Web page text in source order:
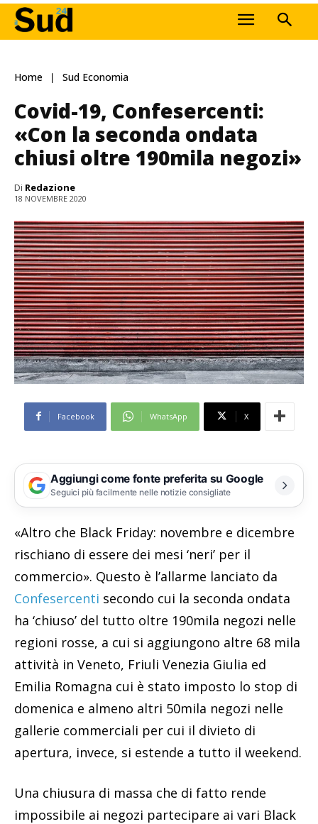
Home Sud Economia
Covid-19, Confesercenti:
«Con la seconda ondata
chiusi oltre 190mila negozi»
Di Redazione
18 NOVEMBRE 2020
Facebook WhatsApp X
Aggiungi come fonte preferita su Google
Seguici più facilmente nelle notizie consigliate
«Altro che Black Friday: novembre e dicembre
rischiano di essere dei mesi ‘neri’ per il
commercio». Questo è l’allarme lanciato da
Confesercenti secondo cui la seconda ondata
ha ‘chiuso’ del tutto oltre 190mila negozi nelle
regioni rosse, a cui si aggiungono altre 68 mila
attività in Veneto, Friuli Venezia Giulia ed
Emilia Romagna cui è stato imposto lo stop di
domenica e almeno altri 50mila negozi nelle
gallerie commerciali per cui il divieto di
apertura, invece, si estende a tutto il weekend.
Una chiusura di massa che di fatto rende
impossibile ai negozi partecipare ai vari Black